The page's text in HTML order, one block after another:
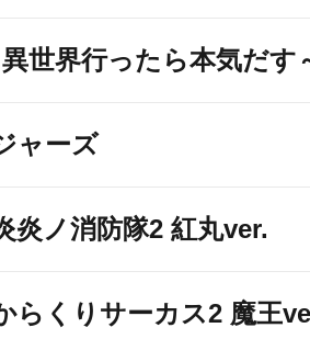
世界行ったら本気だす
ャーズ
炎ノ消防隊2 紅丸ver.
らくりサーカス2 魔王